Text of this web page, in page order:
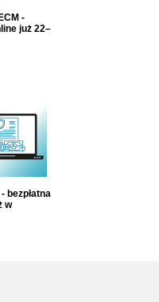
-
już 22–
bezpłatna
w